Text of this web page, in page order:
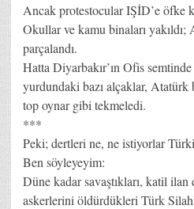
Ancak protestocular IŞİD’e öfke
Okullar ve kamu binaları
parçalandı.
Hatta Diyarbakır’ın Ofis
yurdundaki bazı alçaklar, Atatürk
top oynar gibi tekmeledi.
***
Peki; dertleri ne, ne istiyorlar
Ben söyleyeyim:
Düne kadar savaştıkları, katil
askerlerini öldürdükleri Türk